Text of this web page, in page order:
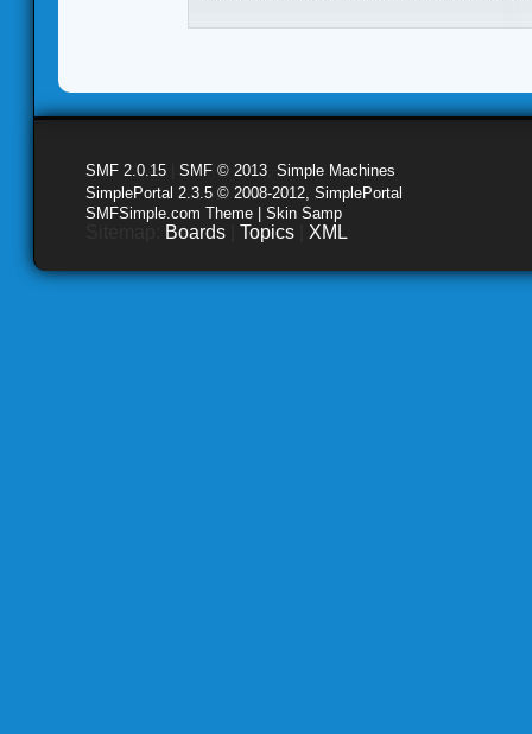
SMF 2.0.15 SMF © 2013 Simple Machines
SimplePortal 2.3.5 © 2008-2012, SimplePortal
SMFSimple.com Theme | Skin Samp
Boards Topics XML